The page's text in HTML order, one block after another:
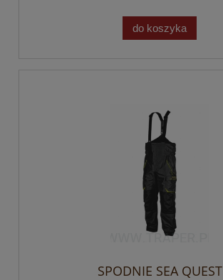
do koszyka
SPODNIE SEA QUEST